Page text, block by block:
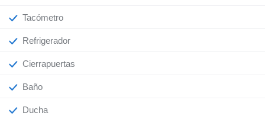
Tacómetro
Refrigerador
Cierrapuertas
Baño
Ducha